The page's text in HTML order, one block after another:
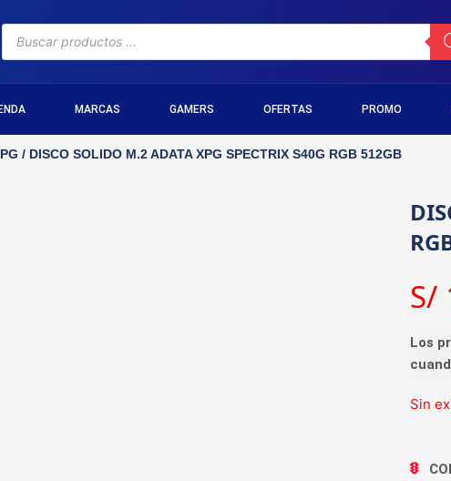
MARCAS GAMERS OFERTAS PROMO
/ DISCO SOLIDO M.2 ADATA XPG SPECTRIX S40G RGB 512GB
S/
Los
Sin